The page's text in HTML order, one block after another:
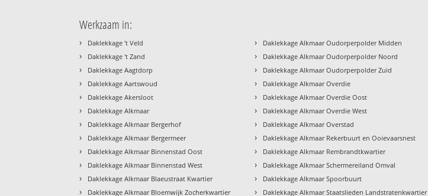
Werkzaam in:
› Daklekkage 't Veld
› Daklekkage 't Zand
› Daklekkage Aagtdorp
› Daklekkage Aartswoud
› Daklekkage Akersloot
› Daklekkage Alkmaar
› Daklekkage Alkmaar Bergerhof
› Daklekkage Alkmaar Bergermeer
› Daklekkage Alkmaar Binnenstad Oost
› Daklekkage Alkmaar Binnenstad West
› Daklekkage Alkmaar Blaeustraat Kwartier
› Daklekkage Alkmaar Bloemwijk Zocherkwartier
› Daklekkage Alkmaar Oudorperpolder Midden
› Daklekkage Alkmaar Oudorperpolder Noord
› Daklekkage Alkmaar Oudorperpolder Zuid
› Daklekkage Alkmaar Overdie
› Daklekkage Alkmaar Overdie Oost
› Daklekkage Alkmaar Overdie West
› Daklekkage Alkmaar Overstad
› Daklekkage Alkmaar Rekerbuurt en Ooievaarsnest
› Daklekkage Alkmaar Rembrandtkwartier
› Daklekkage Alkmaar Schermereiland Omval
› Daklekkage Alkmaar Spoorbuurt
› Daklekkage Alkmaar Staatslieden Landstratenkwartier